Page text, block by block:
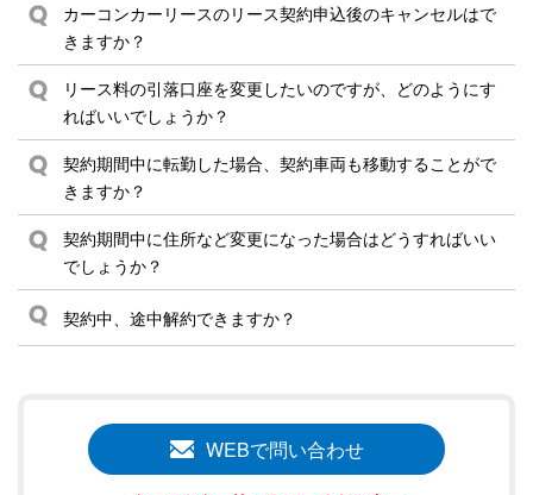
カーコンカーリースのリース契約申込後のキャンセルはで
きますか？
リース料の引落口座を変更したいのですが、どのようにす
ればいいでしょうか？
契約期間中に転勤した場合、契約車両も移動することがで
きますか？
契約期間中に住所など変更になった場合はどうすればいい
でしょうか？
契約中、途中解約できますか？
WEBで問い合わせ